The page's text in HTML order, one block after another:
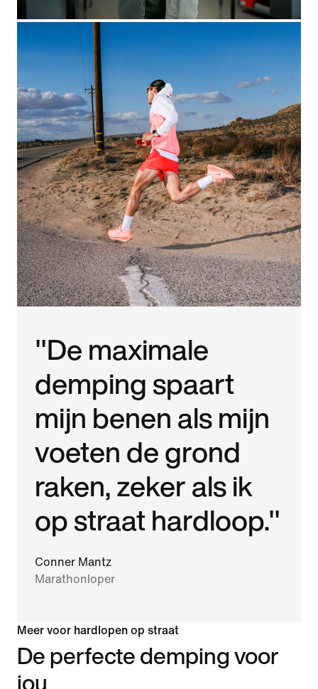
"De maximale
demping spaart
mijn benen als mijn
voeten de grond
raken, zeker als ik
op straat hardloop."
Conner Mantz
Marathonloper
Meer voor hardlopen op straat
De perfecte demping voor